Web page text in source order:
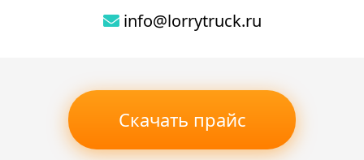
info@lorrytruck.ru
Скачать прайс